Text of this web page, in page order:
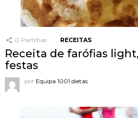
0 Partilhas RECEITAS
Receita de farófias
festas
por Equipa 1001 dietas